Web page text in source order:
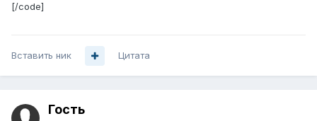
[/code]
Вставить ник Цитата
Гость